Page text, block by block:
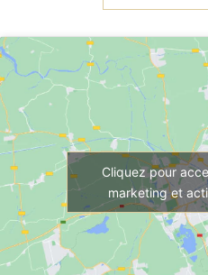
Cliquez pour
marketing et